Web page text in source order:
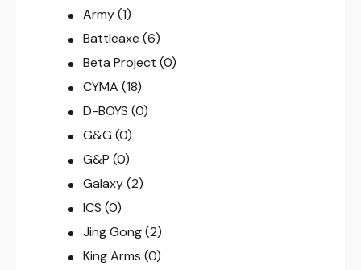
Army (1)
Battleaxe (6)
Beta Project (0)
CYMA (18)
D-BOYS (0)
G&G (0)
G&P (0)
Galaxy (2)
ICS (0)
Jing Gong (2)
King Arms (0)